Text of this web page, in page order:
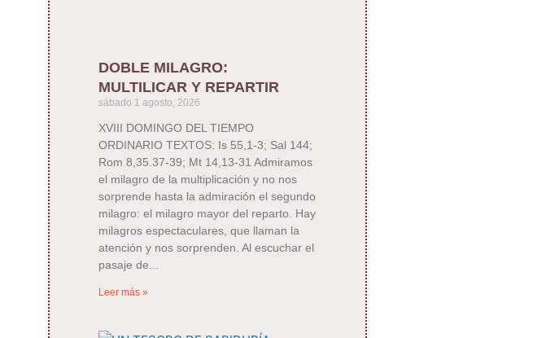
DOBLE MILAGRO:
MULTILICAR Y REPARTIR
sábado 1 agosto, 2026
XVIII DOMINGO DEL TIEMPO
ORDINARIO TEXTOS: Is 55,1-3; Sal 144;
Rom 8,35.37-39; Mt 14,13-31 Admiramos
el milagro de la multiplicación y no nos
sorprende hasta la admiración el segundo
milagro: el milagro mayor del reparto. Hay
milagros espectaculares, que llaman la
atención y nos sorprenden. Al escuchar el
pasaje de
Leer más »